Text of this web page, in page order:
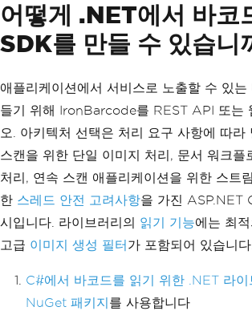
어떻게 .NET에서 바코
SDK를 만들 수 있습니
애플리케이션에서 서비스로 노출할 수 있
들기 위해 IronBarcode를 REST API 또는
오. 아키텍처 선택은 처리 요구 사항에 따라
스캔을 위한 단일 이미지 처리, 문서 워크플
처리, 연속 스캔 애플리케이션을 위한 스트
한 스레드 안전 고려사항을 가진 ASP.NET
시입니다. 라이브러리의 읽기 기능에는 최
고급 이미지 생성 필터 가 포함되어 있습니
C#에서 바코드를 읽기 위한 .NET 라이
NuGet 패키지 를 사용합니다